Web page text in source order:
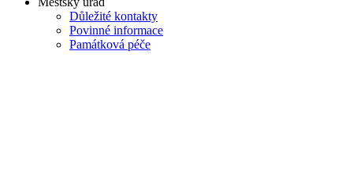
Důležité kontakty
Povinné informace
Památková péče